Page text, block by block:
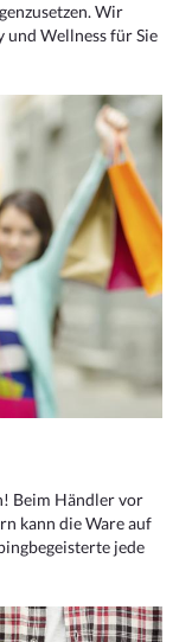
Wir
und Wellness für Sie
Beim Händler vor
kann die Ware auf
jede